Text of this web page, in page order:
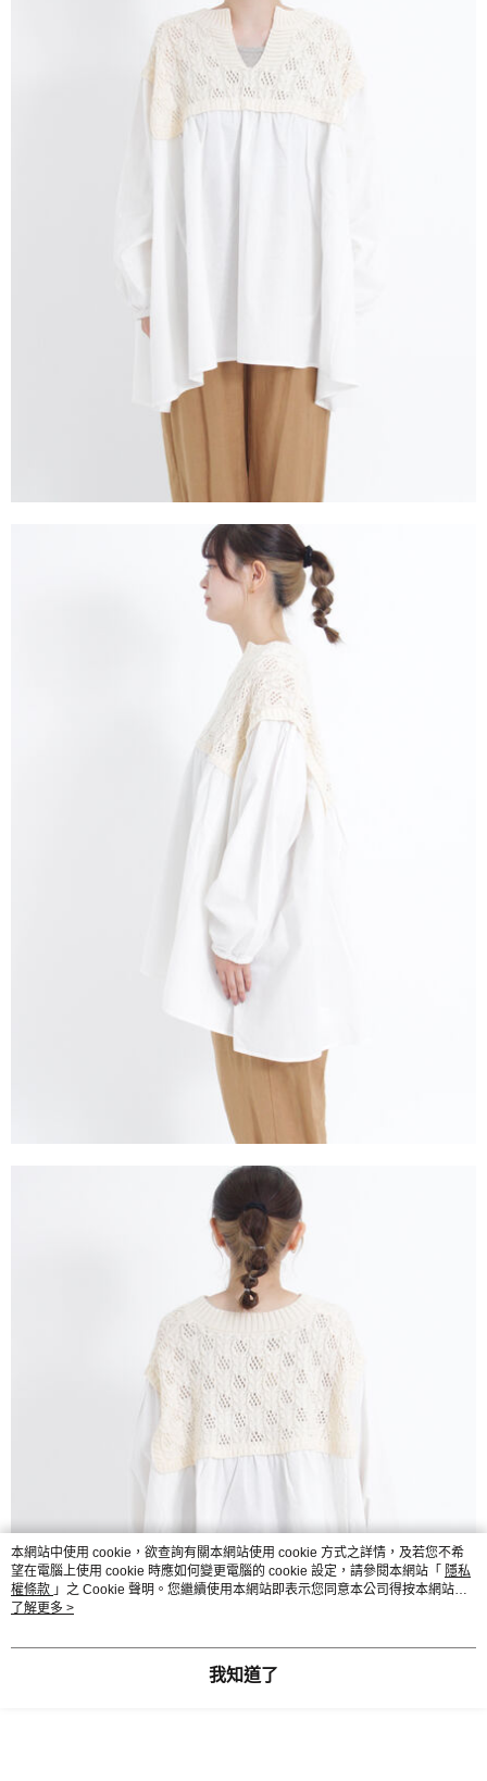
本網站中使用 cookie，欲查詢有關本網站使用 cookie 方式之詳情，及若您不希
望在電腦上使用 cookie 時應如何變更電腦的 cookie 設定，請參閱本網站「 隱私
權條款 」之 Cookie 聲明。您繼續使用本網站即表示您同意本公司得按本網站使
用條款之 Cookie 聲明使用 cookie。
了解更多 >
我知道了